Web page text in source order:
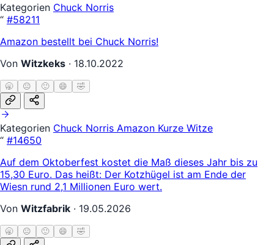
Kategorien Chuck Norris
“ #58211
Amazon bestellt bei Chuck Norris!
Von Witzkeks · 18.10.2022
🥱 😐 🙂 😄 🤣
Kategorien Chuck Norris Amazon Kurze Witze
“ #14650
Auf dem Oktoberfest kostet die Maß dieses Jahr bis zu
15,30 Euro. Das heißt: Der Kotzhügel ist am Ende der
Wiesn rund 2,1 Millionen Euro wert.
Von Witzfabrik · 19.05.2026
🥱 😐 🙂 😄 🤣